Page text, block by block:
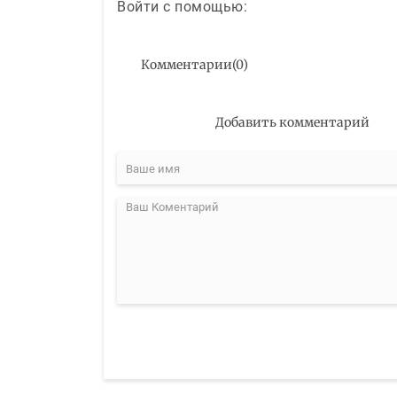
Войти с помощью:
Комментарии(0)
Добавить комментарий